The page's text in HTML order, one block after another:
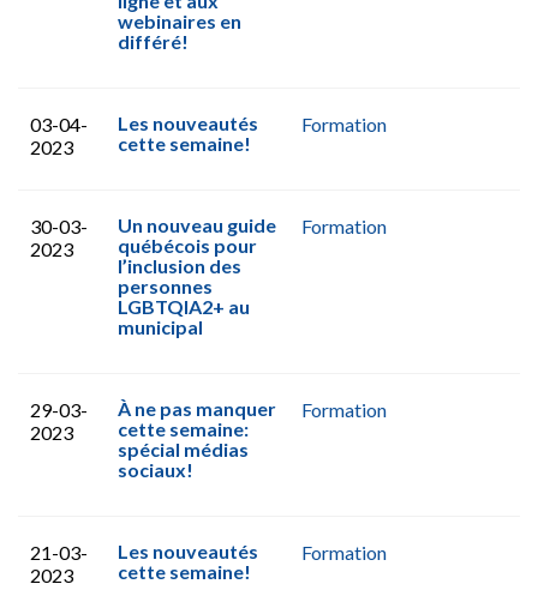
webinaires en
différé!
03-04-
2023
Les nouveautés
cette semaine!
Formation
30-03-
2023
Un nouveau guide
québécois pour
l’inclusion des
personnes
LGBTQIA2+ au
municipal
Formation
29-03-
2023
À ne pas manquer
cette semaine:
spécial médias
sociaux!
Formation
21-03-
2023
Les nouveautés
cette semaine!
Formation